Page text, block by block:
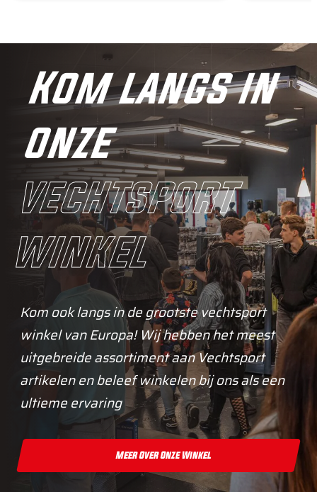
Kom langs in
onze
vechtsport
winkel
Kom ook langs in de grootste vechtsport
winkel van Europa! Wij hebben het meest
uitgebreide assortiment aan Vechtsport
artikelen en beleef winkelen bij ons als een
ultieme ervaring
Meer Over Onze Winkel